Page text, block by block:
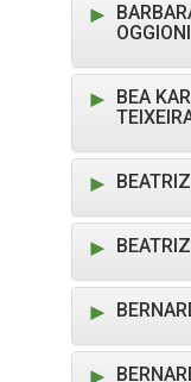
OGGIONI
BEA